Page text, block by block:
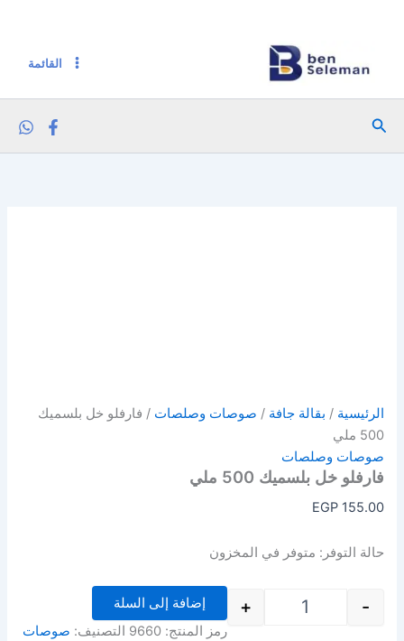
القائمة
البحث
الرئيسية / بقالة جافة / صوصات وصلصات / فارفلو خل بلسميك
500 ملي
صوصات وصلصات
فارفلو خل بلسميك 500 ملي
EGP155.00
حالة التوفر: متوفر في المخزون
-
+
إضافة إلى السلة
رمز المنتج:9660 التصنيف: صوصات